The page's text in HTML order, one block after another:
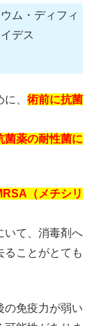
ム・ディフィ
デス
、 術前に抗菌
菌薬の耐性菌に
（メチシリ
いて、消毒剤へ
ることがとても
の免疫力が弱い